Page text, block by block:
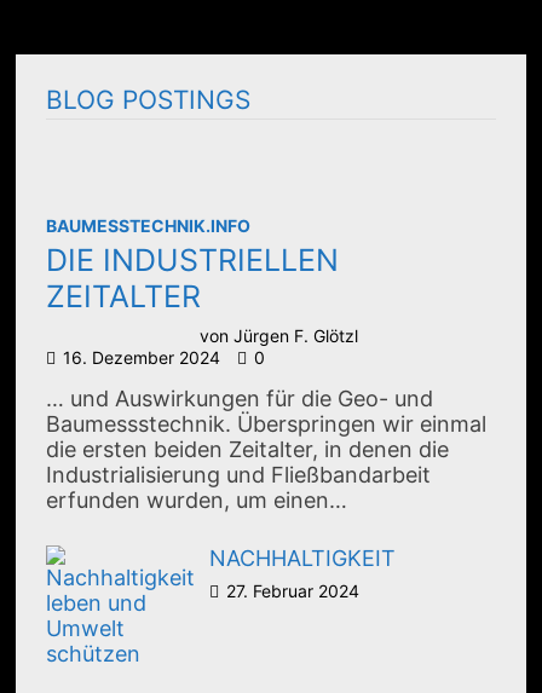
BLOG POSTINGS
BAUMESSTECHNIK.INFO
DIE INDUSTRIELLEN
ZEITALTER
von Jürgen F. Glötzl
16. Dezember 2024
0
… und Auswirkungen für die Geo- und
Baumessstechnik. Überspringen wir einmal
die ersten beiden Zeitalter, in denen die
Industrialisierung und Fließbandarbeit
erfunden wurden, um einen…
NACHHALTIGKEIT
27. Februar 2024